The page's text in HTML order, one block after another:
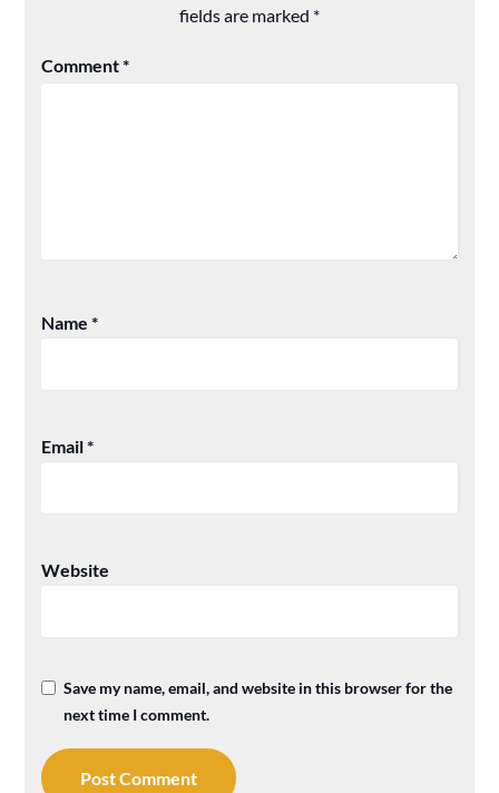
fields are marked *
Comment*
Name*
Email*
Website
Save my name, email, and website in this browser for the
next time I comment.